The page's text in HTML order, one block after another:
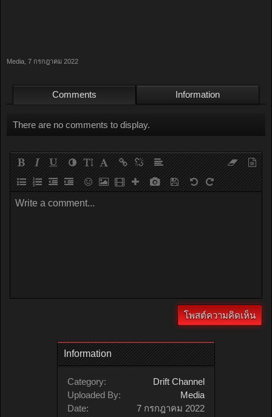
Media 7 กรกฎาคม 2022
Comments Information
There are no comments to display.
Write a comment...
Information
Category:
Drift Channel
Uploaded By:
Media
Date:
7 กรกฎาคม 2022